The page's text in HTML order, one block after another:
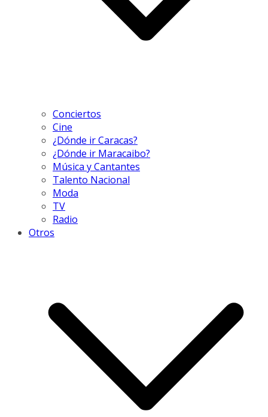
Conciertos
Cine
¿Dónde ir Caracas?
¿Dónde ir Maracaibo?
Música y Cantantes
Talento Nacional
Moda
TV
Radio
Otros